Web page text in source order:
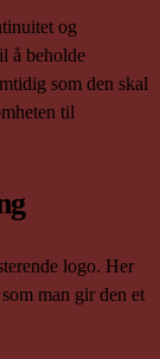
og
å beholde
som den skal
til
logo. Her
man gir den et